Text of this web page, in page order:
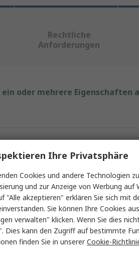
Rechtliche
Anforderungen
oder mehrere Eigenschaften
Ihre Privatsphäre
Cookies und andere Technologien
und zur Anzeige von Werbung
"Alle akzeptieren" erklären Sie sich mit
Sie können Ihre Cookies
verwalten" klicken. Wenn Sie dies
Dies kann den Zugriff auf bestimmte
finden Sie in unsererCookie-